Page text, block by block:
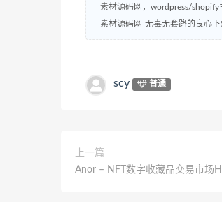
素材源码网，wordpress/shopify
素材源码网-无毒无套路的良心下
scy 普通
上一篇
Anor – NFT数字收藏品交易市场